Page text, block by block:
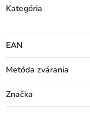
Kategória
EAN
Metóda zvárania
Značka